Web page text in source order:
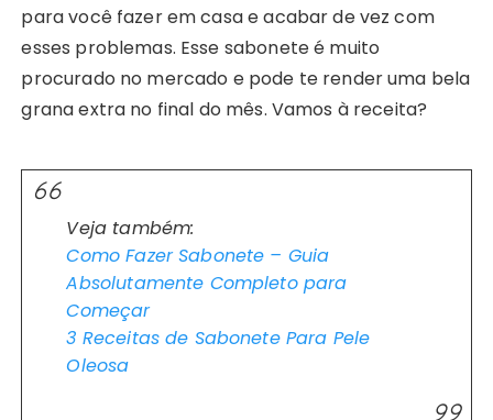
para você fazer em casa e acabar de vez com
esses problemas. Esse sabonete é muito
procurado no mercado e pode te render uma bela
grana extra no final do mês. Vamos à receita?
Veja também:
Como Fazer Sabonete – Guia
Absolutamente Completo para
Começar
3 Receitas de Sabonete Para Pele
Oleosa